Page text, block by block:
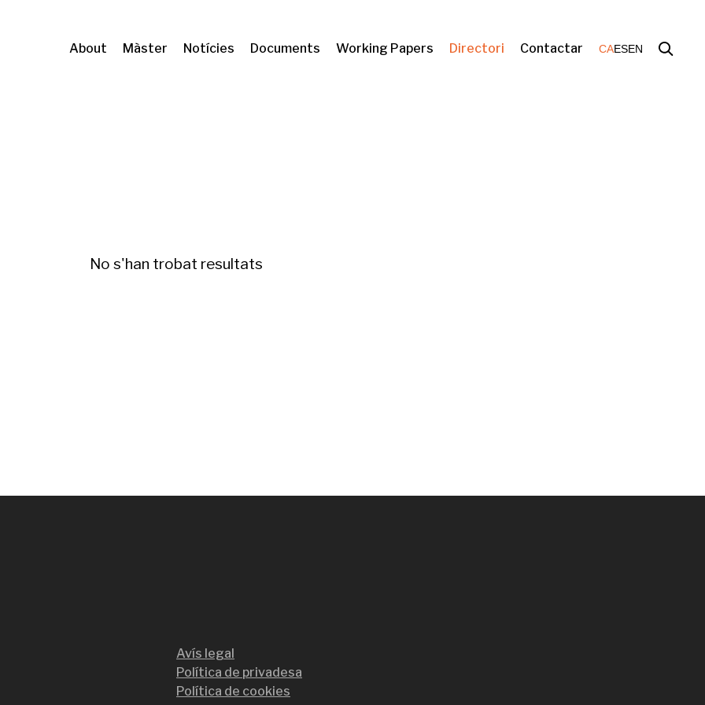
About Màster Notícies Documents Working Papers Directori Contactar CAESEN
No s'han trobat resultats
Avís legal
Política de privadesa
Política de cookies